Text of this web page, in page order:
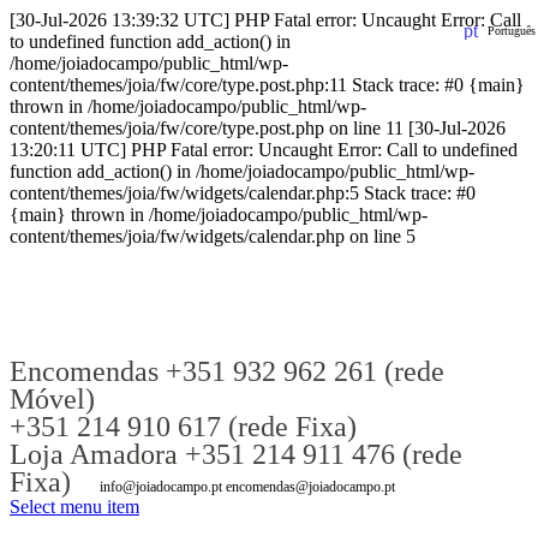
[30-Jul-2026 13:39:32 UTC] PHP Fatal error: Uncaught Error: Call
to undefined function add_action() in
/home/joiadocampo/public_html/wp-
content/themes/joia/fw/core/type.post.php:11 Stack trace: #0 {main}
thrown in /home/joiadocampo/public_html/wp-
content/themes/joia/fw/core/type.post.php on line 11 [30-Jul-2026
13:20:11 UTC] PHP Fatal error: Uncaught Error: Call to undefined
function add_action() in /home/joiadocampo/public_html/wp-
content/themes/joia/fw/widgets/calendar.php:5 Stack trace: #0
{main} thrown in /home/joiadocampo/public_html/wp-
content/themes/joia/fw/widgets/calendar.php on line 5
Encomendas +351 932 962 261 (rede
Móvel)
+351 214 910 617 (rede Fixa)
Loja Amadora +351 214 911 476 (rede
Fixa)
info@joiadocampo.pt encomendas@joiadocampo.pt
Select menu item
Português